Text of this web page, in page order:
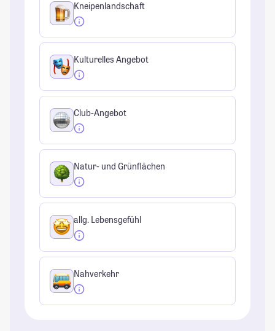
Kneipenlandschaft
Kulturelles Angebot
Club-Angebot
Natur- und Grünflächen
allg. Lebensgefühl
Nahverkehr